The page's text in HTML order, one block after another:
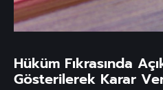
Hüküm Fıkrasında
Gösterilerek Karar